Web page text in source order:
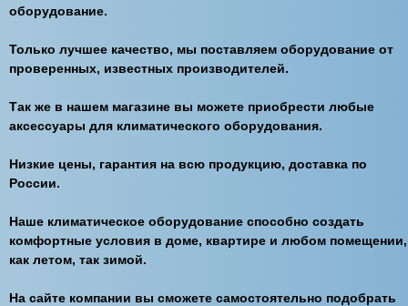
оборудование.
Только лучшее качество, мы поставляем оборудование от
проверенных, известных производителей.
Так же в нашем магазине вы можете приобрести любые
аксессуары для климатического оборудования.
Низкие цены, гарантия на всю продукцию, доставка по
России.
Наше климатическое оборудование способно создать
комфортные условия в доме, квартире и любом помещении,
как летом, так зимой.
На сайте компании вы сможете самостоятельно подобрать